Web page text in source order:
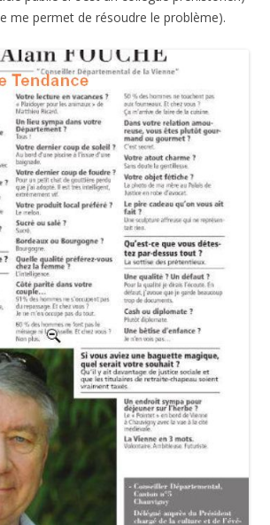
me permet de résoudre le problème).